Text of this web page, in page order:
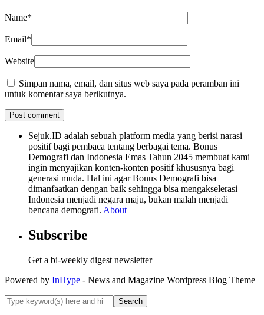
Name*
Email*
Website
Simpan nama, email, dan situs web saya pada peramban ini
untuk komentar saya berikutnya.
Sejuk.ID adalah sebuah platform media yang berisi narasi
positif bagi pembaca tentang berbagai tema. Bonus
Demografi dan Indonesia Emas Tahun 2045 membuat kami
ingin menyajikan konten-konten positif khususnya bagi
generasi muda. Hal ini agar Bonus Demografi bisa
dimanfaatkan dengan baik sehingga bisa mengakselerasi
Indonesia menjadi negara maju, bukan malah menjadi
bencana demografi. About
Subscribe
Get a bi-weekly digest newsletter
Powered by InHype - News and Magazine Wordpress Blog Theme